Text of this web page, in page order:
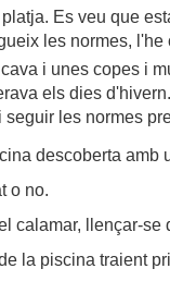
Es veu que
les normes, l'he
i unes copes i
els dies
les normes
descoberta amb
o no.
calamar, llençar-se
la piscina traient